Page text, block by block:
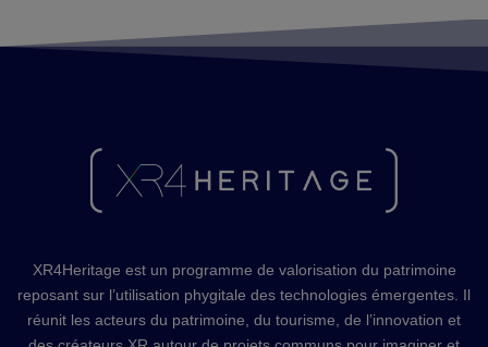
XR4Heritage est un programme de valorisation du patrimoine
reposant sur l’utilisation phygitale des technologies émergentes. Il
réunit les acteurs du patrimoine, du tourisme, de l’innovation et